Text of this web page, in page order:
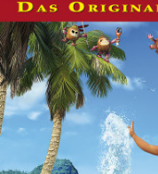
Hörspiel
zum
Disney
Film